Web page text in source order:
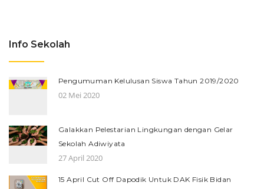
Info Sekolah
Pengumuman Kelulusan Siswa Tahun 2019/2020
02 Mei 2020
Galakkan Pelestarian Lingkungan dengan Gelar
Sekolah Adiwiyata
27 April 2020
15 April Cut Off Dapodik Untuk DAK Fisik Bidan